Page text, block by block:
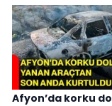
Afyon’da korku